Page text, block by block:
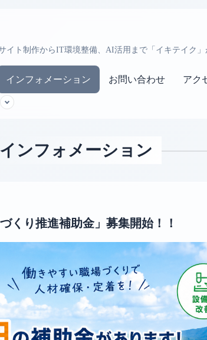
イト制作からIT環境整備、AI活用まで「イキテイク
インフォメーション お問い合わせ アク
インフォメーション
くり推進補助金」募集開始！！